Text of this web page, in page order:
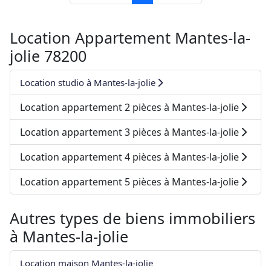
Location Appartement Mantes-la-
jolie 78200
Location studio à Mantes-la-jolie
Location appartement 2 pièces à Mantes-la-jolie
Location appartement 3 pièces à Mantes-la-jolie
Location appartement 4 pièces à Mantes-la-jolie
Location appartement 5 pièces à Mantes-la-jolie
Autres types de biens immobiliers
à Mantes-la-jolie
Location maison Mantes-la-jolie